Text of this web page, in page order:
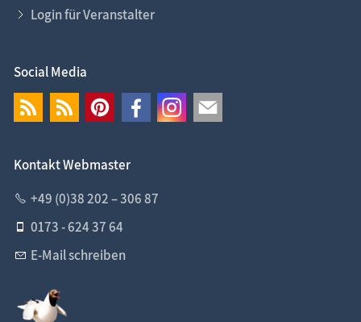
Login für Veranstalter
Social Media
Kontakt Webmaster
+49 (0)38 202 – 306 87
0173 - 624 37 64
E-Mail schreiben